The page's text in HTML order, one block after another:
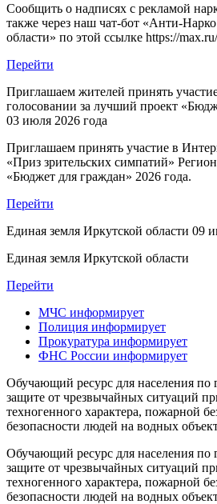
Сообщить о надписях с рекламой
также через наш чат-бот «Анти-
области» по этой ссылке https://
Перейти
Приглашаем жителей принять
голосовании за лучший проект
03 июля 2026 года
Приглашаем принять участие в
«Приз зрительских симпатий»
«Бюджет для граждан» 2026 года.
Перейти
Единая земля Иркутской области 09
Единая земля Иркутской области
Перейти
МЧС информирует
Полиция информирует
Прокуратура информирует
ФНС России информирует
Обучающий ресурс для населения по
защите от чрезвычайных ситуаций
техногенного характера, пожарной
безопасности людей на водных
Обучающий ресурс для населения по
защите от чрезвычайных ситуаций
техногенного характера, пожарной
безопасности людей на водных